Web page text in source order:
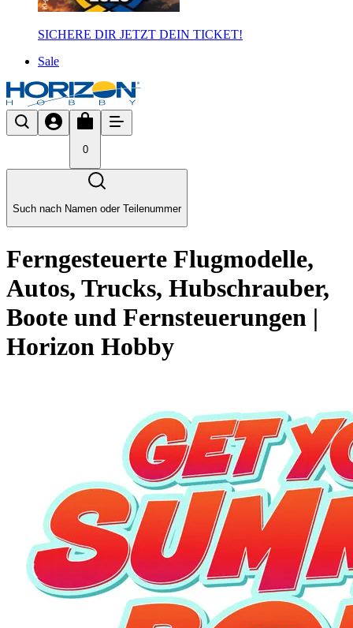
SICHERE DIR JETZT DEIN TICKET!
Sale
0
Such nach Namen oder Teilenummer
Ferngesteuerte Flugmodelle,
Autos, Trucks, Hubschrauber,
Boote und Fernsteuerungen |
Horizon Hobby